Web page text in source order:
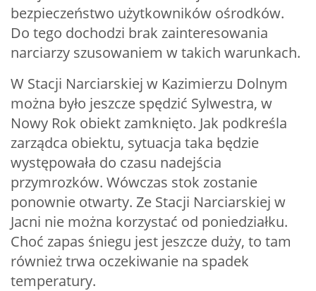
bezpieczeństwo użytkowników ośrodków.
Do tego dochodzi brak zainteresowania
narciarzy szusowaniem w takich warunkach.
W Stacji Narciarskiej w Kazimierzu Dolnym
można było jeszcze spędzić Sylwestra, w
Nowy Rok obiekt zamknięto. Jak podkreśla
zarządca obiektu, sytuacja taka będzie
występowała do czasu nadejścia
przymrozków. Wówczas stok zostanie
ponownie otwarty. Ze Stacji Narciarskiej w
Jacni nie można korzystać od poniedziałku.
Choć zapas śniegu jest jeszcze duży, to tam
również trwa oczekiwanie na spadek
temperatury.